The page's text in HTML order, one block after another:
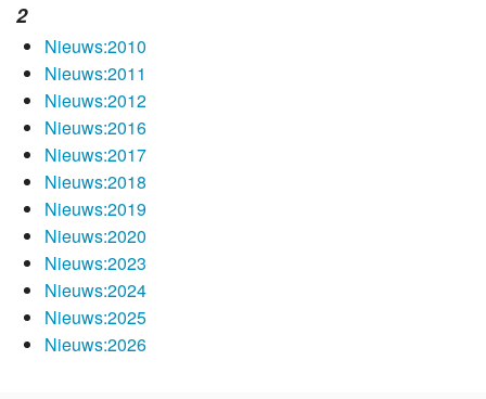
Verenigingsinfo
2
Nieuws:2010
Nieuws:2011
Nieuws:2012
Nieuws:2016
Nieuws:2017
Nieuws:2018
Nieuws:2019
Nieuws:2020
Nieuws:2023
Nieuws:2024
Nieuws:2025
Nieuws:2026